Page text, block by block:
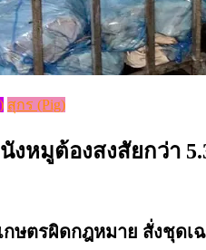
สุกร (Pig)
งหมูต้องสงสัยกว่า
ษตรผิดกฎหมาย สั่งชุด